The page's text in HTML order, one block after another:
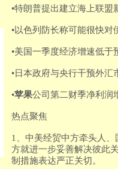
•特朗普提出建立海上联
•以色列防长称可能很快对
•美国一季度经济增速低于
•日本政府与央行干预外
•苹果公司第二财季净利润
热点聚焦
1、中美经贸中方牵头人
方就进一步妥善解决彼此
制措施表达严正关切。